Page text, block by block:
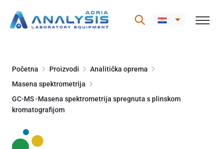
content
Početna Proizvodi
Analitička oprema
Masena spektrometrija
GC-MS -Masena spektrometrija spregnuta s plinskom
kromatografijom